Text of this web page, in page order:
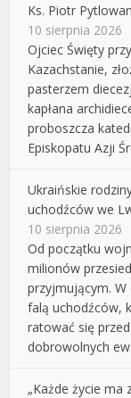
Ks. Piotr
10 sierpnia 2026
Ojciec Święty
Kazachstanie,
pasterzem
kapłana
proboszcza
Episkopatu Azji
Ukraińskie
uchodźców we
10 sierpnia 2026
Od początku
milionów
przyjmującym.
falą uchodźców,
ratować się
dobrowolnych
„Każde życie ma